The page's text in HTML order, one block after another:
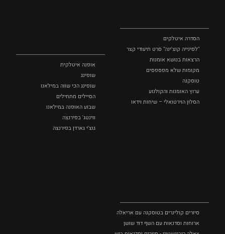
הסדרה איטלקים
"לסינייה קוצ'ינה" סרט תיעודי קצר
הרצאות בנושא אומנות
מקומות שלא מפספסים
טוסקנה
ערוץ האומנות והקולנוע
הסלון הוירטואלי – שיחות וידאו
אופנה איטלקית
שופינג
שופינג הכי שווה במילאנו
הסיילים מתחילים
שבוע האופנה במילאנו
ווינטג' בפירנצה
גוצ'י גארדן בפירנצה
סיורים קולינרים בטוסקנה עם אריאלה בנקיר
ארוחות וסדנאות עם השף דוד שושן